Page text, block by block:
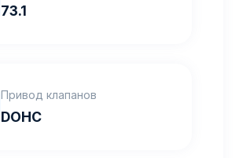
73.1
Привод клапанов
DOHC